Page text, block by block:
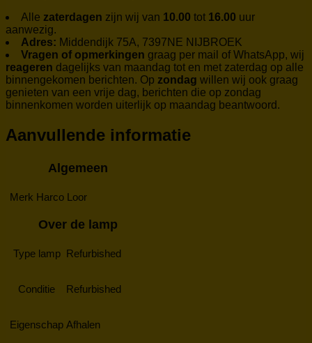
Alle zaterdagen zijn wij van 10.00 tot 16.00 uur
aanwezig.
Adres: Middendijk 75A, 7397NE NIJBROEK
Vragen of opmerkingen graag per mail of WhatsApp, wij
reageren dagelijks van maandag tot en met zaterdag op alle
binnengekomen berichten. Op zondag willen wij ook graag
genieten van een vrije dag, berichten die op zondag
binnenkomen worden uiterlijk op maandag beantwoord.
Aanvullende informatie
Algemeen
Merk Harco Loor
Over de lamp
Type lamp Refurbished
Conditie Refurbished
Eigenschap Afhalen